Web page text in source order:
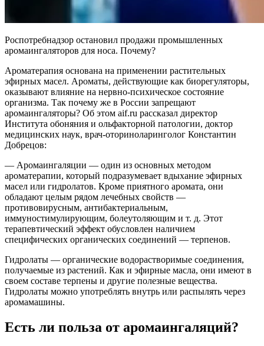
Роспотребнадзор остановил продажи промышленных
аромаингаляторов для носа. Почему?
Ароматерапия основана на применении растительных
эфирных масел. Ароматы, действующие как биорегуляторы,
оказывают влияние на нервно-психическое состояние
организма. Так почему же в России запрещают
аромаингаляторы? Об этом aif.ru рассказал директор
Института обоняния и ольфакторной патологии, доктор
медицинских наук, врач-оториноларинголог Константин
Добрецов:
— Аромаингаляции — один из основных методом
ароматерапии, который подразумевает вдыхание эфирных
масел или гидролатов. Кроме приятного аромата, они
обладают целым рядом лечебных свойств —
противовирусным, антибактериальным,
иммуностимулирующим, болеутоляющим и т. д. Этот
терапевтический эффект обусловлен наличием
специфических органических соединений — терпенов.
Гидролаты — органические водорастворимые соединения,
получаемые из растений. Как и эфирные масла, они имеют в
своем составе терпены и другие полезные вещества.
Гидролаты можно употреблять внутрь или распылять через
аромамашины.
Есть ли польза от аромаингаляций?